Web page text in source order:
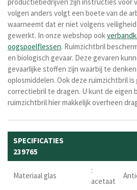
volgen anders volgt een boete van de
waarneemt dat er niet volgens
gewerkt. In onze webshop ook
oogspoelflessen. Ruimzichtbril
en biologisch gevaar. Deze gevaren
gevaarlijke stoffen zijn waarbij te
oplosmiddelen. Ook deze ruimzichtbril
correctiebril te dragen. U kunt de eigen
ruimzichtbril hier makkelijk overheen
SPECIFICATIES
239765
Materiaal glas
:
acetaat